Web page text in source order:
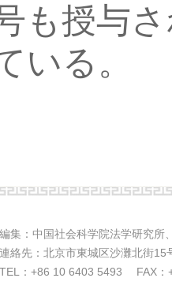
も授与
いる。
編集：中国社会科学院法学研究所
連絡先：北京市東城区沙灘北街15
TEL：+86 10 6403 5493 FAX：